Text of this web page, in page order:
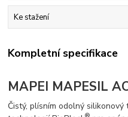
Ke stažení
Kompletní specifikace
MAPEI MAPESIL
Čistý, plísním odolný